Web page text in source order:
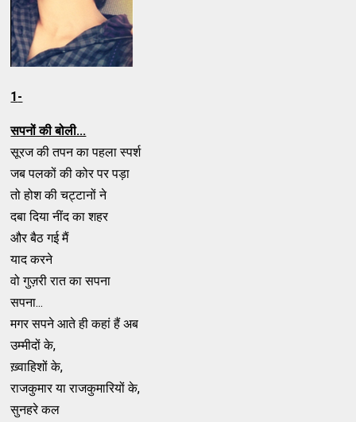
1-
सपनों की बोली...
सूरज की तपन का पहला स्पर्श
जब पलकों की कोर पर पड़ा
तो होश की चट्टानों ने
दबा दिया नींद का शहर
और बैठ गई मैं
याद करने
वो गुज़री रात का सपना
सपना...
मगर सपने आते ही कहां हैं अब
उम्मीदों के,
ख़्वाहिशों के,
राजकुमार या राजकुमारियों के,
सुनहरे कल